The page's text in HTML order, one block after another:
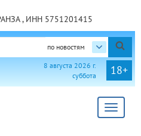
, ИНН 5751201415
по новостям
18+
8 августа 2026 г.
суббота
Toggle